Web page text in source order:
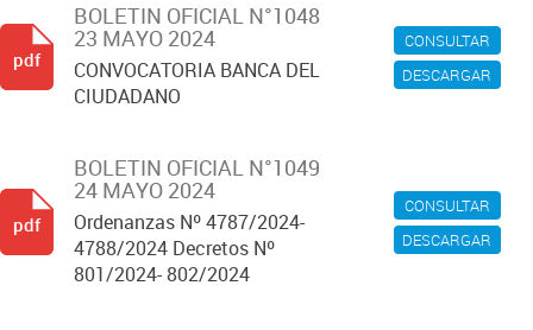
CONSULTAR
DESCARGAR
BOLETIN OFICIAL N°1048
23 MAYO 2024
CONVOCATORIA BANCA DEL
CIUDADANO
pdf
CONSULTAR
DESCARGAR
BOLETIN OFICIAL N°1049
24 MAYO 2024
Ordenanzas Nº 4787/2024-
4788/2024 Decretos Nº
801/2024- 802/2024
pdf